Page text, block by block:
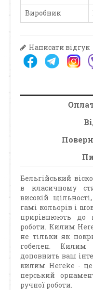
Виробник
Написати відгук
Бельгійський
в класичному
високій
гамі кольорів і
прирівнюють до
роботи. Килим
не тільки як
гобелен.
доповнить ваш
килим Hereke - це
перський
ручної роботи.